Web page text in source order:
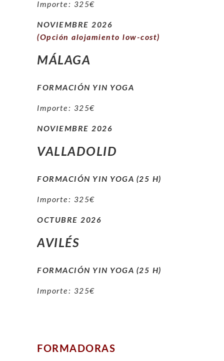
Importe: 325€
NOVIEMBRE 2026
(Opción alojamiento low-cost)
MÁLAGA
FORMACIÓN YIN YOGA
Importe: 325€
NOVIEMBRE 2026
VALLADOLID
FORMACIÓN YIN YOGA (25 H)
Importe: 325€
OCTUBRE 2026
AVILÉS
FORMACIÓN YIN YOGA (25 H)
Importe: 325€
FORMADORAS